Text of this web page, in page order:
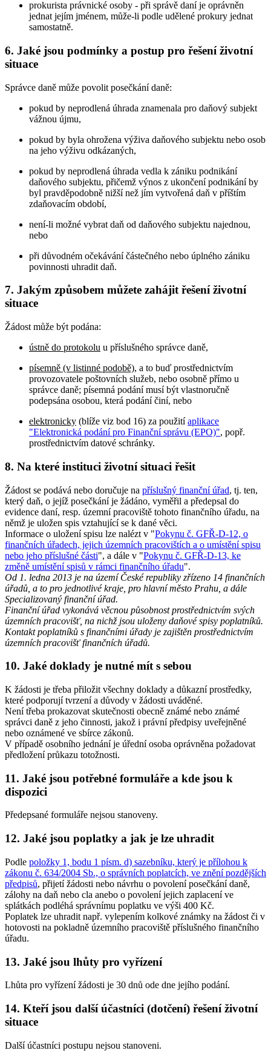
prokurista právnické osoby - při správě daní je oprávněn
jednat jejím jménem, může-li podle udělené prokury jednat
samostatně.
6. Jaké jsou podmínky a postup pro řešení životní
situace
Správce daně může povolit posečkání daně:
pokud by neprodlená úhrada znamenala pro daňový subjekt
vážnou újmu,
pokud by byla ohrožena výživa daňového subjektu nebo osob
na jeho výživu odkázaných,
pokud by neprodlená úhrada vedla k zániku podnikání
daňového subjektu, přičemž výnos z ukončení podnikání by
byl pravděpodobně nižší než jím vytvořená daň v příštím
zdaňovacím období,
není-li možné vybrat daň od daňového subjektu najednou,
nebo
při důvodném očekávání částečného nebo úplného zániku
povinnosti uhradit daň.
7. Jakým způsobem můžete zahájit řešení životní
situace
Žádost může být podána:
ústně do protokolu u příslušného správce daně,
písemně (v listinné podobě), a to buď prostřednictvím
provozovatele poštovních služeb, nebo osobně přímo u
správce daně; písemná podání musí být vlastnoručně
podepsána osobou, která podání činí, nebo
elektronicky (blíže viz bod 16) za použitíaplikace
"Elektronická podání pro Finanční správu (EPO)", popř.
prostřednictvím datové schránky.
8. Na které instituci životní situaci řešit
Žádost se podává nebo doručuje na příslušný finanční úřad, tj. ten,
který daň, o jejíž posečkání je žádáno, vyměřil a předepsal do
evidence daní, resp. územní pracoviště tohoto finančního úřadu, na
němž je uložen spis vztahující se k dané věci.
Informace o uložení spisu lze nalézt v "Pokynu č. GFŘ-D-12, o
finančních úřadech, jejich územních pracovištích a o umístění spisu
nebo jeho příslušné části", a dále v "Pokynu č. GFŘ-D-13, ke
změně umístění spisů v rámci finančního úřadu".
Od 1. ledna 2013 je na území České republiky zřízeno 14 finančních
úřadů, a to pro jednotlivé kraje, pro hlavní město Prahu, a dále
Specializovaný finanční úřad.
Finanční úřad vykonává věcnou působnost prostřednictvím svých
územních pracovišť, na nichž jsou uloženy daňové spisy poplatníků.
Kontakt poplatníků s finančními úřady je zajištěn prostřednictvím
územních pracovišť finančních úřadů.
10. Jaké doklady je nutné mít s sebou
K žádosti je třeba přiložit všechny doklady a důkazní prostředky,
které podporují tvrzení a důvody v žádosti uváděné.
Není třeba prokazovat skutečnosti obecně známé nebo známé
správci daně z jeho činnosti, jakož i právní předpisy uveřejněné
nebo oznámené ve sbírce zákonů.
V případě osobního jednání je úřední osoba oprávněna požadovat
předložení průkazu totožnosti.
11. Jaké jsou potřebné formuláře a kde jsou k
dispozici
Předepsané formuláře nejsou stanoveny.
12. Jaké jsou poplatky a jak je lze uhradit
Podle položky 1, bodu 1 písm. d) sazebníku, který je přílohou k
zákonu č. 634/2004 Sb., o správních poplatcích, ve znění pozdějších
předpisů, přijetí žádosti nebo návrhu o povolení posečkání daně,
zálohy na daň nebo cla anebo o povolení jejich zaplacení ve
splátkách podléhá správnímu poplatku ve výši 400 Kč.
Poplatek lze uhradit např. vylepením kolkové známky na žádost či v
hotovosti na pokladně územního pracoviště příslušného finančního
úřadu.
13. Jaké jsou lhůty pro vyřízení
Lhůta pro vyřízení žádosti je 30 dnů ode dne jejího podání.
14. Kteří jsou další účastníci (dotčení) řešení životní
situace
Další účastníci postupu nejsou stanoveni.